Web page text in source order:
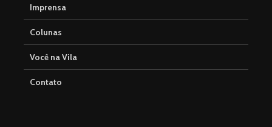
Imprensa
Colunas
Você na Vila
Contato